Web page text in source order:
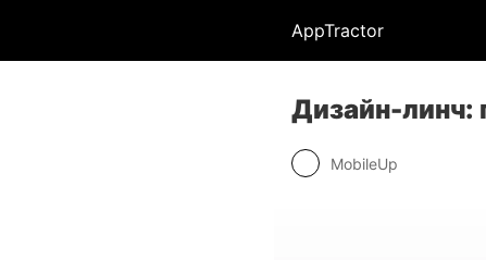
AppTractor
Дизайн-линч:
MobileUp